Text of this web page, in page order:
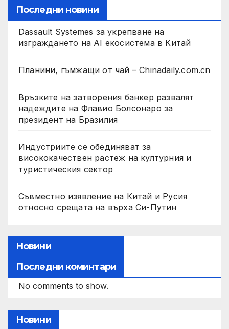
Последни новини
Dassault Systemes за укрепване на
изграждането на AI екосистема в Китай
Планини, гъмжащи от чай – Chinadaily.com.cn
Връзките на затворения банкер развалят
надеждите на Флавио Болсонаро за
президент на Бразилия
Индустриите се обединяват за
висококачествен растеж на културния и
туристическия сектор
Съвместно изявление на Китай и Русия
относно срещата на върха Си-Путин
Новини
Последни коминтари
No comments to show.
Новини